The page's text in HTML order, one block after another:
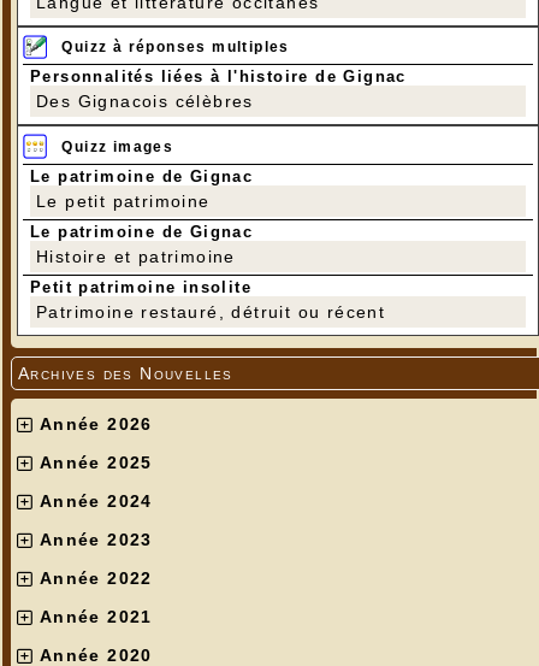
Quizz à réponses multiples
Personnalités liées à l'histoire de Gignac
Des Gignacois célèbres
Quizz images
Le patrimoine de Gignac
Le petit patrimoine
Le patrimoine de Gignac
Histoire et patrimoine
Petit patrimoine insolite
Patrimoine restauré, détruit ou récent
Archives des Nouvelles
Année 2026
Année 2025
Année 2024
Année 2023
Année 2022
Année 2021
Année 2020